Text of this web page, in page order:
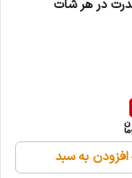
افزودن به سبد